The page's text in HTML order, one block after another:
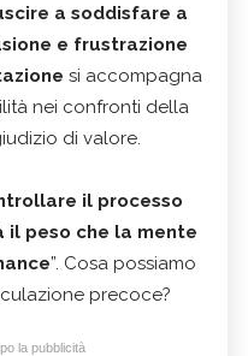
a soddisfare a
e frustrazione
si accompagna
nei confronti della
di valore.
il processo
il peso che la mente
”. Cosa possiamo
precoce?
la pubblicità